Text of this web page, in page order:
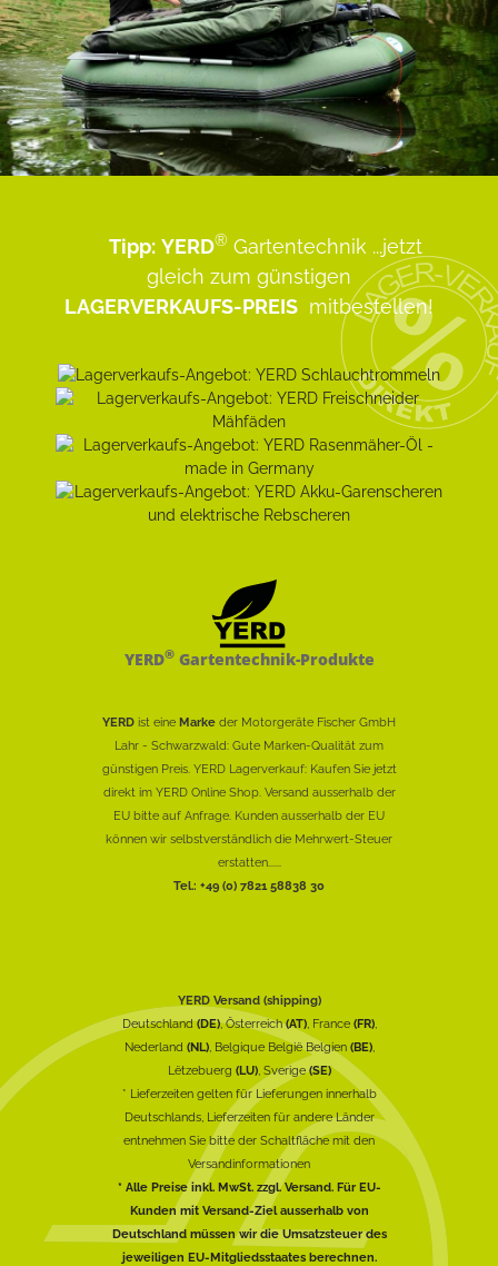
Tipp: YERD® Gartentechnik ...jetzt
gleich zum günstigen
LAGERVERKAUFS-PREIS mitbestellen!
YERD®Gartentechnik-Produkte
YERD ist eine Marke der Motorgeräte Fischer GmbH
Lahr - Schwarzwald: Gute Marken-Qualität zum
günstigen Preis. YERD Lagerverkauf: Kaufen Sie jetzt
direkt im YERD Online Shop. Versand ausserhalb der
EU bitte auf Anfrage. Kunden ausserhalb der EU
können wir selbstverständlich die Mehrwert-Steuer
erstatten......
Tel.: +49 (0) 7821 58838 30
YERD Versand (shipping)
Deutschland(DE), Österreich(AT), France (FR),
Nederland (NL), Belgique België Belgien (BE),
Lëtzebuerg (LU), Sverige(SE)
* Lieferzeiten gelten für Lieferungen innerhalb
Deutschlands, Lieferzeiten für andere Länder
entnehmen Sie bitte der Schaltfläche mit den
Versandinformationen
* Alle Preise inkl. MwSt. zzgl. Versand. Für EU-
Kunden mit Versand-Ziel ausserhalb von
Deutschland müssen wir die Umsatzsteuer des
jeweiligen EU-Mitgliedsstaates berechnen.